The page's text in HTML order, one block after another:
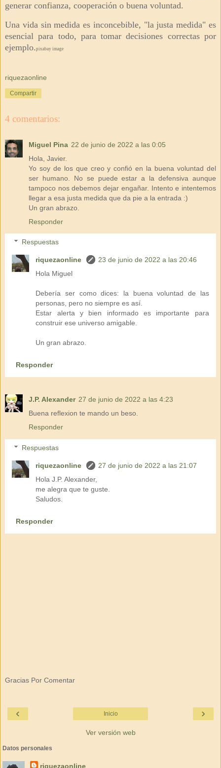
generar confianza, cooperación o buena voluntad.
Una vida sin medida es inconcebible, "la justa medida" es
esencial para todo, para tomar decisiones correctas por
ejemplo. pixabay image
riquezaonline
Compartir
4 comentarios:
Miguel Pina 22 de junio de 2022 a las 0:05
Hola, Javier.
Yo soy de los que creo y confió en la buena voluntad del
ser humano. No se puede estar a la defensiva aunque
tampoco nos debemos dejar engañar. Intento e intentemos
llegar a esa justa medida que da pie a la entrada :)
Un gran abrazo.
Responder
Respuestas
riquezaonline
23 de junio de 2022 a las 20:46
Hola Miguel
Debería ser como dices: la buena voluntad de las
personas, pero no siempre es así.
Estar alerta y bien informado es importante para
construir ese universo amigable.
Un gran abrazo.
Responder
J.P. Alexander 27 de junio de 2022 a las 4:23
Buena reflexion te mando un beso.
Responder
Respuestas
riquezaonline
27 de junio de 2022 a las 21:07
Hola J.P. Alexander,
me alegra que te guste.
Saludos.
Responder
Gracias Por Comentar
‹ ›
Inicio
Ver versión web
Datos personales
riquezaonline